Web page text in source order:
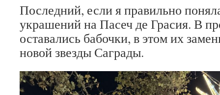
Последний, если я правильно
украшений на Пасеч де Грасия. В
оставались бабочки, в этом их
новой звезды Саграды.